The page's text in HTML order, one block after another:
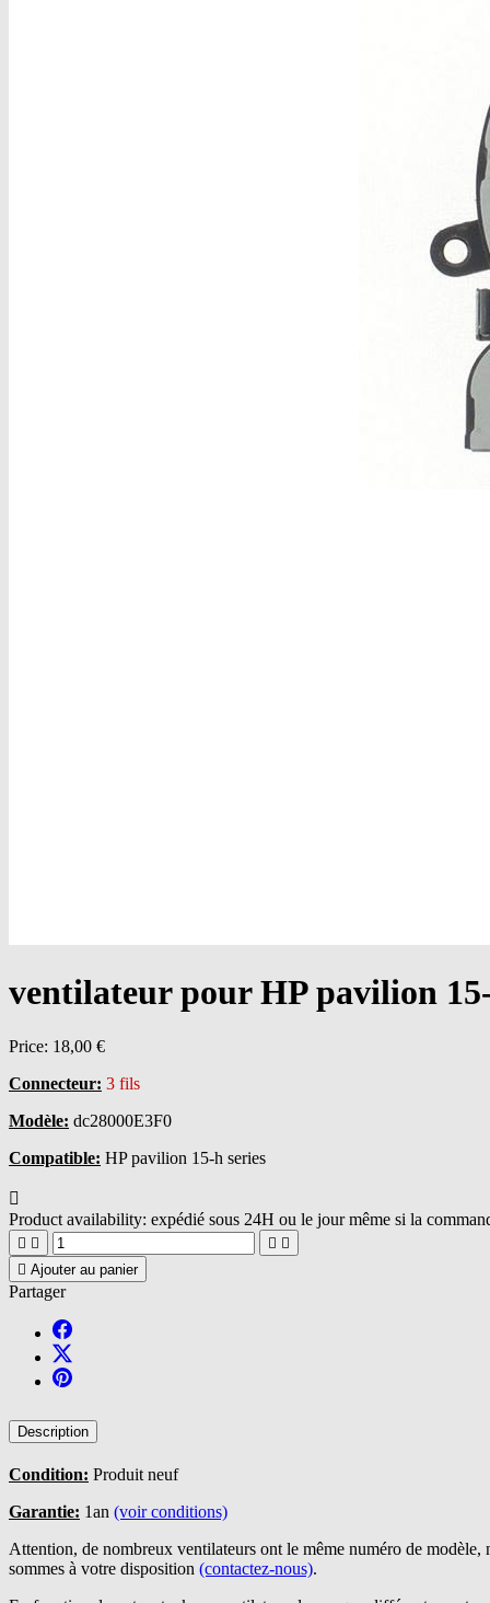
ventilateur pour HP pavilion
Price: 18,00 €
Connecteur: 3 fils
Modèle: dc28000E3F0
Compatible: HP pavilion 15-h series

Product availability: expédié sous 24H ou le jour même si la
   
 Ajouter au panier
Partager
Description
Condition: Produit neuf
Garantie: 1an (voir conditions)
Attention, de nombreux ventilateurs ont le même numéro de
sommes à votre disposition (contactez-nous).